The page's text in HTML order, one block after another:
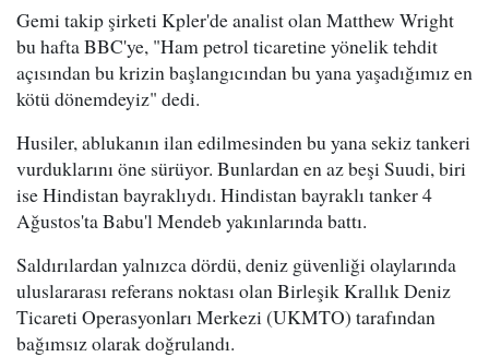
Gemi takip şirketi Kpler'de analist olan Matthew Wright
bu hafta BBC'ye, "Ham petrol ticaretine yönelik tehdit
açısından bu krizin başlangıcından bu yana yaşadığımız en
kötü dönemdeyiz" dedi.
Husiler, ablukanın ilan edilmesinden bu yana sekiz tankeri
vurduklarını öne sürüyor. Bunlardan en az beşi Suudi, biri
ise Hindistan bayraklıydı. Hindistan bayraklı tanker 4
Ağustos'ta Babu'l Mendeb yakınlarında battı.
Saldırılardan yalnızca dördü, deniz güvenliği olaylarında
uluslararası referans noktası olan Birleşik Krallık Deniz
Ticareti Operasyonları Merkezi (UKMTO) tarafından
bağımsız olarak doğrulandı.